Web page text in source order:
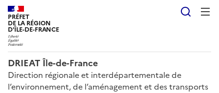
PRÉFET
DE LA RÉGION
D'ÎLE-DE-FRANCE
DRIEAT Île-de-France
Direction régionale et interdépartementale de
l’environnement, de l’aménagement et des transports